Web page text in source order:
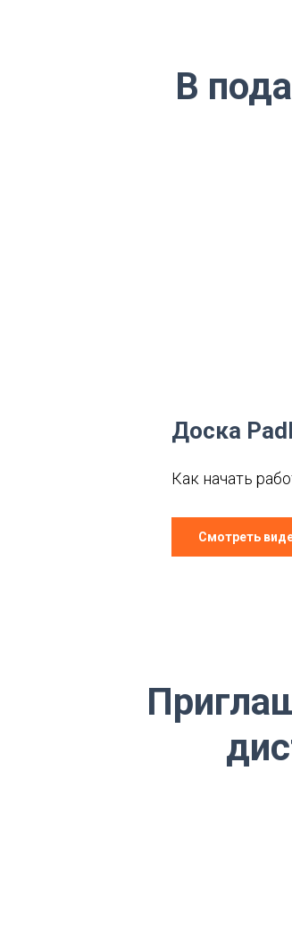
В
Доска
Как начать
Смотреть